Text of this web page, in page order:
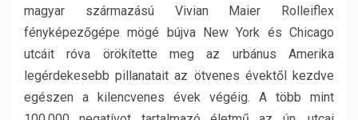
magyar származású Vivian Maier Rolleiflex
fényképezőgépe mögé bújva New York és Chicago
utcáit róva örökítette meg az urbánus Amerika
legérdekesebb pillanatait az ötvenes évektől kezdve
egészen a kilencvenes évek végéig. A több mint